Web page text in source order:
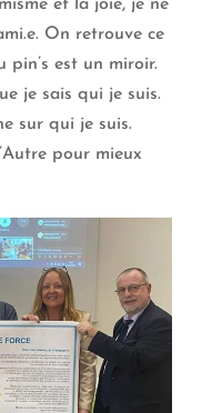
et la joie, je ne
On retrouve ce
pin’s est un miroir.
je sais qui je suis.
sur qui je suis.
pour mieux